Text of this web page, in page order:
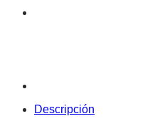
Descripción